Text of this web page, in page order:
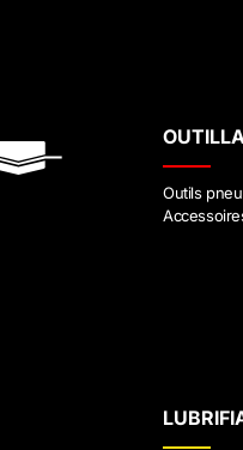
Outils